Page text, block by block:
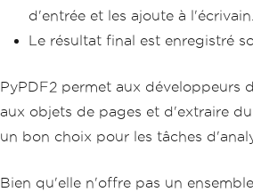
d'entrée et les ajoute à l'écrivain.
Le résultat final est enregistré
PyPDF2 permet aux développeurs
aux objets de pages et d'extraire
un bon choix pour les tâches
Bien qu'elle n'offre pas un